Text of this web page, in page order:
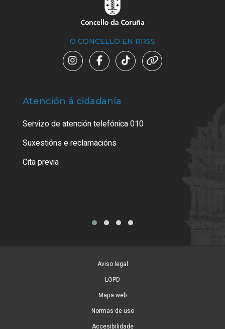
O CONCELLO EN RRSS
Atención á cidadanía
Servizo de atención telefónica 010
Suxestións e reclamacións
Cita previa
Aviso legal
LOPD
Mapa web
Normas de uso
Accesibilidade